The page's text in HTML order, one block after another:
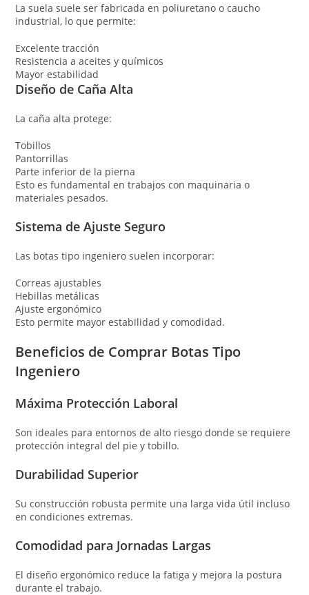
La suela suele ser fabricada en poliuretano o caucho
industrial, lo que permite:
Excelente tracción
Resistencia a aceites y químicos
Mayor estabilidad
Diseño de Caña Alta
La caña alta protege:
Tobillos
Pantorrillas
Parte inferior de la pierna
Esto es fundamental en trabajos con maquinaria o
materiales pesados.
Sistema de Ajuste Seguro
Las botas tipo ingeniero suelen incorporar:
Correas ajustables
Hebillas metálicas
Ajuste ergonómico
Esto permite mayor estabilidad y comodidad.
Beneficios de Comprar Botas Tipo
Ingeniero
Máxima Protección Laboral
Son ideales para entornos de alto riesgo donde se requiere
protección integral del pie y tobillo.
Durabilidad Superior
Su construcción robusta permite una larga vida útil incluso
en condiciones extremas.
Comodidad para Jornadas Largas
El diseño ergonómico reduce la fatiga y mejora la postura
durante el trabajo.